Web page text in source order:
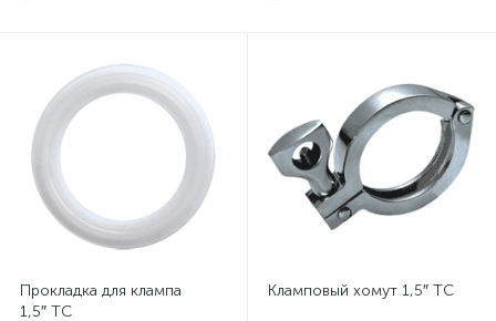
Прокладка для клампа
1,5″ TC
Кламповый хомут 1,5″ TC